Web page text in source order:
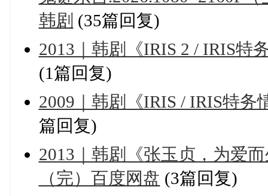
韩剧 (35篇回复)
2013｜韩剧《IRIS 2 / IRIS特
(1篇回复)
2009｜韩剧《IRIS / IRIS特
篇回复)
2013｜韩剧《张玉贞，为爱
（完）百度网盘 (3篇回复)